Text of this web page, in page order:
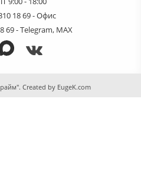
18 69- Офис
69- Telegram, MAX
Created by EugeK.com